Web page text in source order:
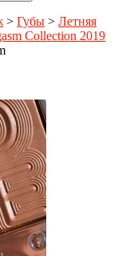
> Губы > Летняя
Collection 2019